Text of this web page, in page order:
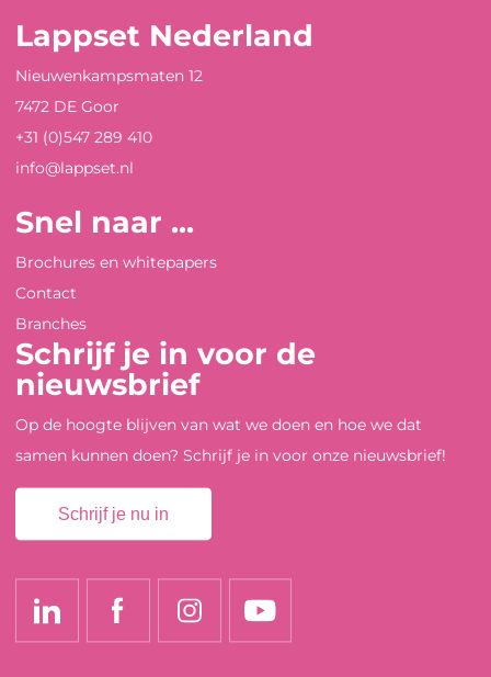
Lappset Nederland
Nieuwenkampsmaten 12
7472 DE Goor
+31 (0)547 289 410
info@lappset.nl
Snel naar ...
Brochures en whitepapers
Contact
Branches
Schrijf je in voor de
nieuwsbrief
Op de hoogte blijven van wat we doen en hoe we dat
samen kunnen doen? Schrijf je in voor onze nieuwsbrief!
Schrijf je nu in